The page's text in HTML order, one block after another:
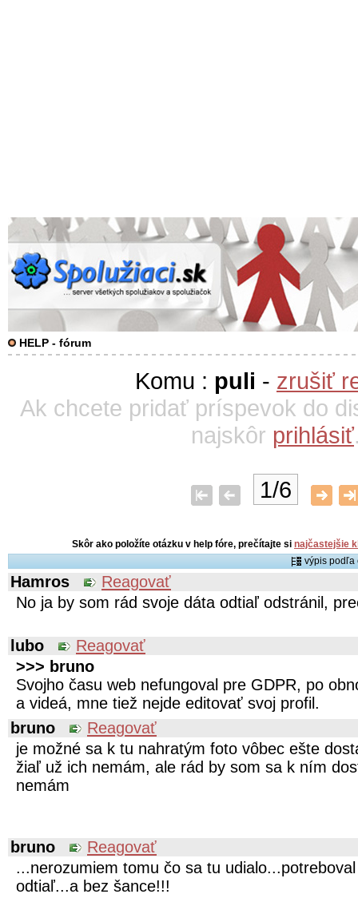
HELP - fórum
Komu : puli - zrušiť
Ak chcete pridať príspevok do
najskôr prihlásiť
1/6
Skôr ako položíte otázku v help fóre, prečítajte si najčastejšie
výpis
Hamros
Reagovať
No ja by som rád svoje dáta odtiaľ odstránil,
lubo
Reagovať
>>> bruno
Svojho času web nefungoval pre GDPR, po
a videá, mne tiež nejde editovať svoj profil.
bruno
Reagovať
je možné sa k tu nahratým foto vôbec ešte
žiaľ už ich nemám, ale rád by som sa k ním
nemám
bruno
Reagovať
...nerozumiem tomu čo sa tu
odtiaľ...a bez šance!!!